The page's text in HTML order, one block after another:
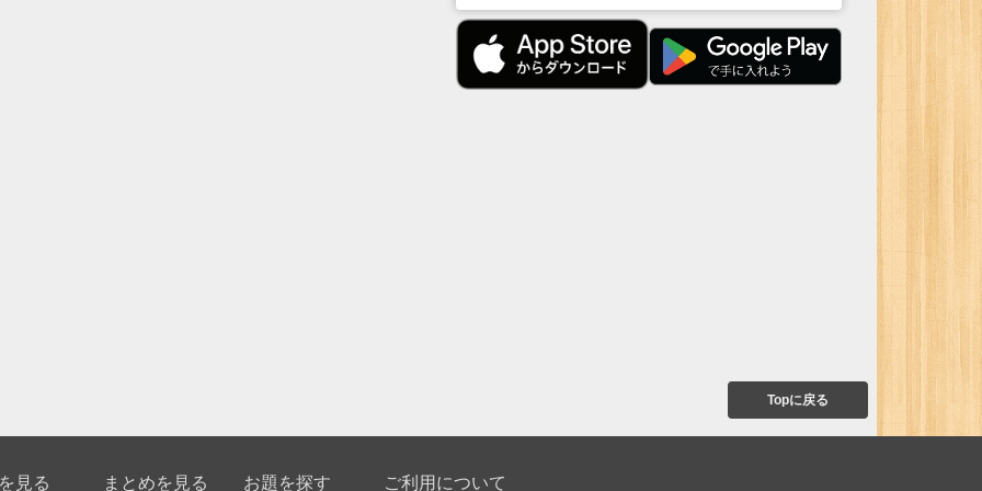
Topに戻る
見る まとめを見る お題を探す ご利用について